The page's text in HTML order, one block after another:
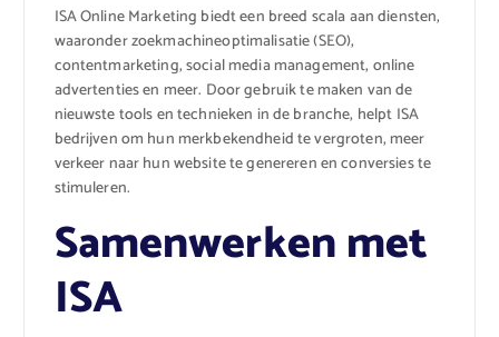
ISA Online Marketing biedt een breed scala aan diensten,
waaronder zoekmachineoptimalisatie (SEO),
contentmarketing, social media management, online
advertenties en meer. Door gebruik te maken van de
nieuwste tools en technieken in de branche, helpt ISA
bedrijven om hun merkbekendheid te vergroten, meer
verkeer naar hun website te genereren en conversies te
stimuleren.
Samenwerken met
ISA